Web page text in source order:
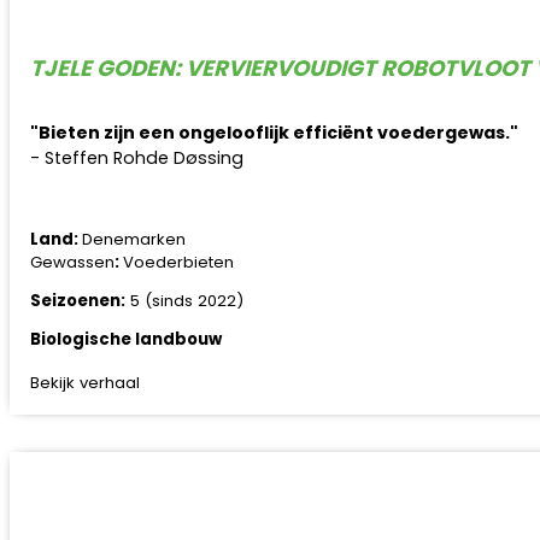
TJELE GODEN: VERVIERVOUDIGT
"Bieten zijn een ongelooflijk efficiënt voedergewas."
- Steffen Rohde Døssing
Land:Denemarken
Gewassen:Voederbieten
Seizoenen:5 (sinds 2022)
Biologische landbouw
Bekijk verhaal